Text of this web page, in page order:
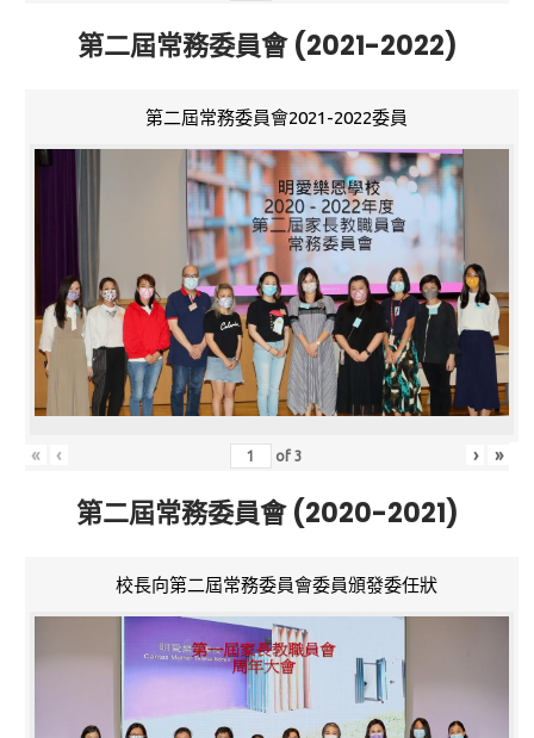
第二屆常務委員會 (2021-2022)
第二屆常務委員會2021-2022委員
« ‹ of3 › »
第二屆常務委員會 (2020-2021)
校長向第二屆常務委員會委員頒發委任狀